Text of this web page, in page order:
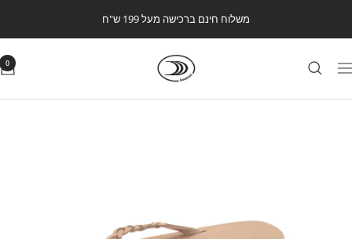
משלוח חינם ברכישה מעל 199 ש"ח
נווט
Kookintstore
0